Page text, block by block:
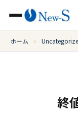
ホーム ›
終